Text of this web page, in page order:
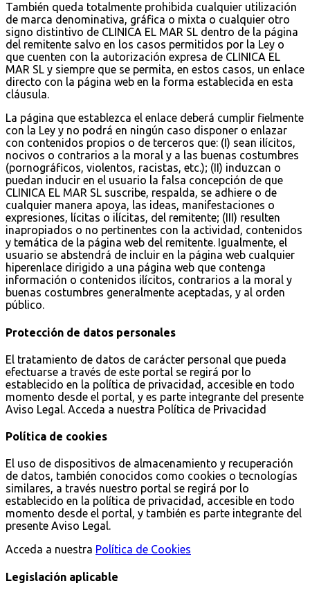
También queda totalmente prohibida cualquier utilización
de marca denominativa, gráfica o mixta o cualquier otro
signo distintivo de CLINICA EL MAR SL dentro de la página
del remitente salvo en los casos permitidos por la Ley o
que cuenten con la autorización expresa de CLINICA EL
MAR SL y siempre que se permita, en estos casos, un enlace
directo con la página web en la forma establecida en esta
cláusula.
La página que establezca el enlace deberá cumplir fielmente
con la Ley y no podrá en ningún caso disponer o enlazar
con contenidos propios o de terceros que: (I) sean ilícitos,
nocivos o contrarios a la moral y a las buenas costumbres
(pornográficos, violentos, racistas, etc.); (II) induzcan o
puedan inducir en el usuario la falsa concepción de que
CLINICA EL MAR SL suscribe, respalda, se adhiere o de
cualquier manera apoya, las ideas, manifestaciones o
expresiones, lícitas o ilícitas, del remitente; (III) resulten
inapropiados o no pertinentes con la actividad, contenidos
y temática de la página web del remitente. Igualmente, el
usuario se abstendrá de incluir en la página web cualquier
hiperenlace dirigido a una página web que contenga
información o contenidos ilícitos, contrarios a la moral y
buenas costumbres generalmente aceptadas, y al orden
público.
Protección de datos personales
El tratamiento de datos de carácter personal que pueda
efectuarse a través de este portal se regirá por lo
establecido en la política de privacidad, accesible en todo
momento desde el portal, y es parte integrante del presente
Aviso Legal. Acceda a nuestra Política de Privacidad
Política de cookies
El uso de dispositivos de almacenamiento y recuperación
de datos, también conocidos como cookies o tecnologías
similares, a través nuestro portal se regirá por lo
establecido en la política de privacidad, accesible en todo
momento desde el portal, y también es parte integrante del
presente Aviso Legal.
Acceda a nuestra Política de Cookies
Legislación aplicable